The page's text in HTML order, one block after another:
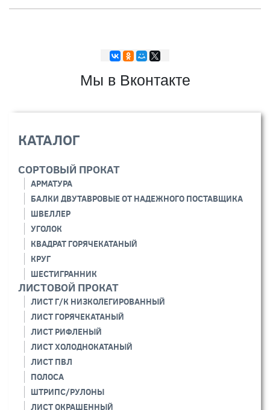
КАТАЛОГ
СОРТОВЫЙ ПРОКАТ
АРМАТУРА
БАЛКИ ДВУТАВРОВЫЕ ОТ НАДЕЖНОГО ПОСТАВЩИКА
ШВЕЛЛЕР
УГОЛОК
КВАДРАТ ГОРЯЧЕКАТАНЫЙ
КРУГ
ШЕСТИГРАННИК
ЛИСТОВОЙ ПРОКАТ
ЛИСТ Г/К НИЗКОЛЕГИРОВАННЫЙ
ЛИСТ ГОРЯЧЕКАТАНЫЙ
ЛИСТ РИФЛЕНЫЙ
ЛИСТ ХОЛОДНОКАТАНЫЙ
ЛИСТ ПВЛ
ПОЛОСА
ШТРИПС/РУЛОНЫ
ЛИСТ ОКРАШЕННЫЙ
Мы в Вконтакте